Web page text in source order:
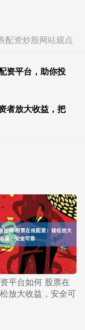
配资炒股网站观点
资平台，助你投
者放大收益，把
平台如何 股票在
放大收益，安全可